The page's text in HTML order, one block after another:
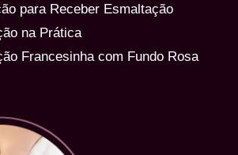
para Receber Esmaltação
na Prática
Francesinha com Fundo Rosa